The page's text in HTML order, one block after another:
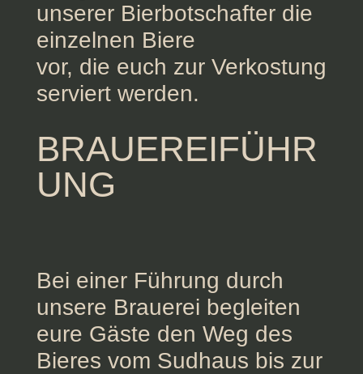
unserer Bierbotschafter die
einzelnen Biere
vor, die euch zur Verkostung
serviert werden.
BRAUEREIFÜHR
UNG
Bei einer Führung durch
unsere Brauerei begleiten
eure Gäste den Weg des
Bieres vom Sudhaus bis zur